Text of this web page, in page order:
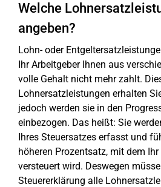
Welche
angeben?
Lohn- oder
Ihr Arbeitgeber Ihnen aus
volle Gehalt nicht mehr zahlt.
Lohnersatzleistungen erhalten
jedoch werden sie in den
einbezogen. Das heißt: Sie
Ihres Steuersatzes erfasst und
höheren Prozentsatz, mit dem
versteuert wird. Deswegen
Steuererklärung alle